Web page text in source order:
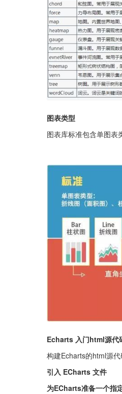
图表类型
图表库标准包含单图表
Echarts 入门html源代
构建Echarts的html源
引入 ECharts 文件
为ECharts准备一个指